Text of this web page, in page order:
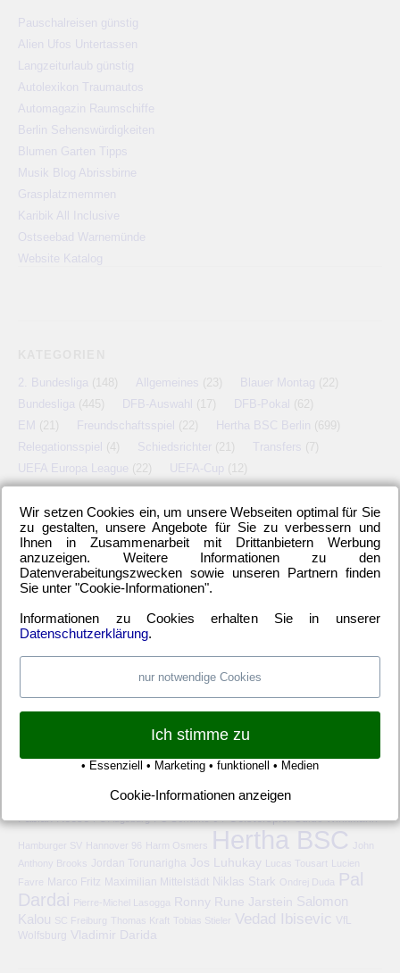
Pauschalreisen günstig
Alien Ufos Untertassen
Langzeiturlaub günstig
Autolexikon Traumautos
Automagazin Raumschiffe
Berlin Sehenswürdigkeiten
Blumen Garten Tipps
Musik Blog Abrissbirne
Grasplatzmemmen
Karibik All Inclusive
Ostseebad Warnemünde
Website Katalog
2. Bundesliga (148) Allgemeines (23) Blauer Montag (22)
Bundesliga (445) DFB-Auswahl (17) DFB-Pokal (62)
EM
(21) Freundschaftsspiel (22) Hertha BSC Berlin (699)
Relegationsspiel (4) Schiedsrichter (21) Transfers (7)
UEFA Europa League (22) UEFA-Cup (12)
META
Anmelden Eintrags-Feed Kommentar-Feed WordPress.org
HERTHA BSC – SCHLAGWORTE
1. FC Köln 1. FSV Mainz 05 6-Punkte-Spiel 1899 Hoffenheim
Abstiegskampf Adrian Ramos
Borussia M'gladbach Davie Selke Deniz Aytekin
Fabian Lustenberger
Fabian Reese FC Augsburg FC Schalke 04 Geisterspiel Guido Winkmann
Hamburger SV Hannover 96 Harm Osmers Hertha BSC
John
Anthony Brooks
Jordan Torunarigha Jos Luhukay Lucas Tousart
Lucien
Favre
Marco Fritz Maximilian Mittelstädt Niklas Stark Ondrej Duda Pal
Dardai
Pierre-Michel Lasogga Ronny Rune Jarstein Salomon
Kalou SC Freiburg Thomas Kraft Tobias Stieler Vedad Ibisevic
VfL
Wolfsburg
Vladimir Darida
Wir setzen Cookies ein, um unsere Webseiten optimal für Sie
zu gestalten, unsere Angebote für Sie zu verbessern und
Ihnen in Zusammenarbeit mit Drittanbietern Werbung
anzuzeigen. Weitere Informationen zu den
Datenverabeitungszwecken sowie unseren Partnern finden
Sie unter "Cookie-Informationen".
Informationen zu Cookies erhalten Sie in unserer
Datenschutzerklärung.
nur notwendige Cookies
Ich stimme zu
• Essenziell • Marketing • funktionell • Medien
Cookie-Informationen anzeigen